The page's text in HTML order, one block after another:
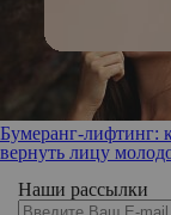
Бумеранг-лифтинг:
вернуть лицу
Наши рассылки